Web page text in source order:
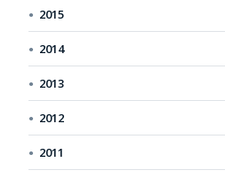
2015
2014
2013
2012
2011